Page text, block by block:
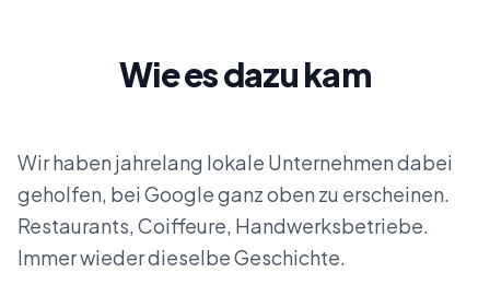
Wie es dazu kam
Wir haben jahrelang lokale Unternehmen dabei
geholfen, bei Google ganz oben zu erscheinen.
Restaurants, Coiffeure, Handwerksbetriebe.
Immer wieder dieselbe Geschichte.